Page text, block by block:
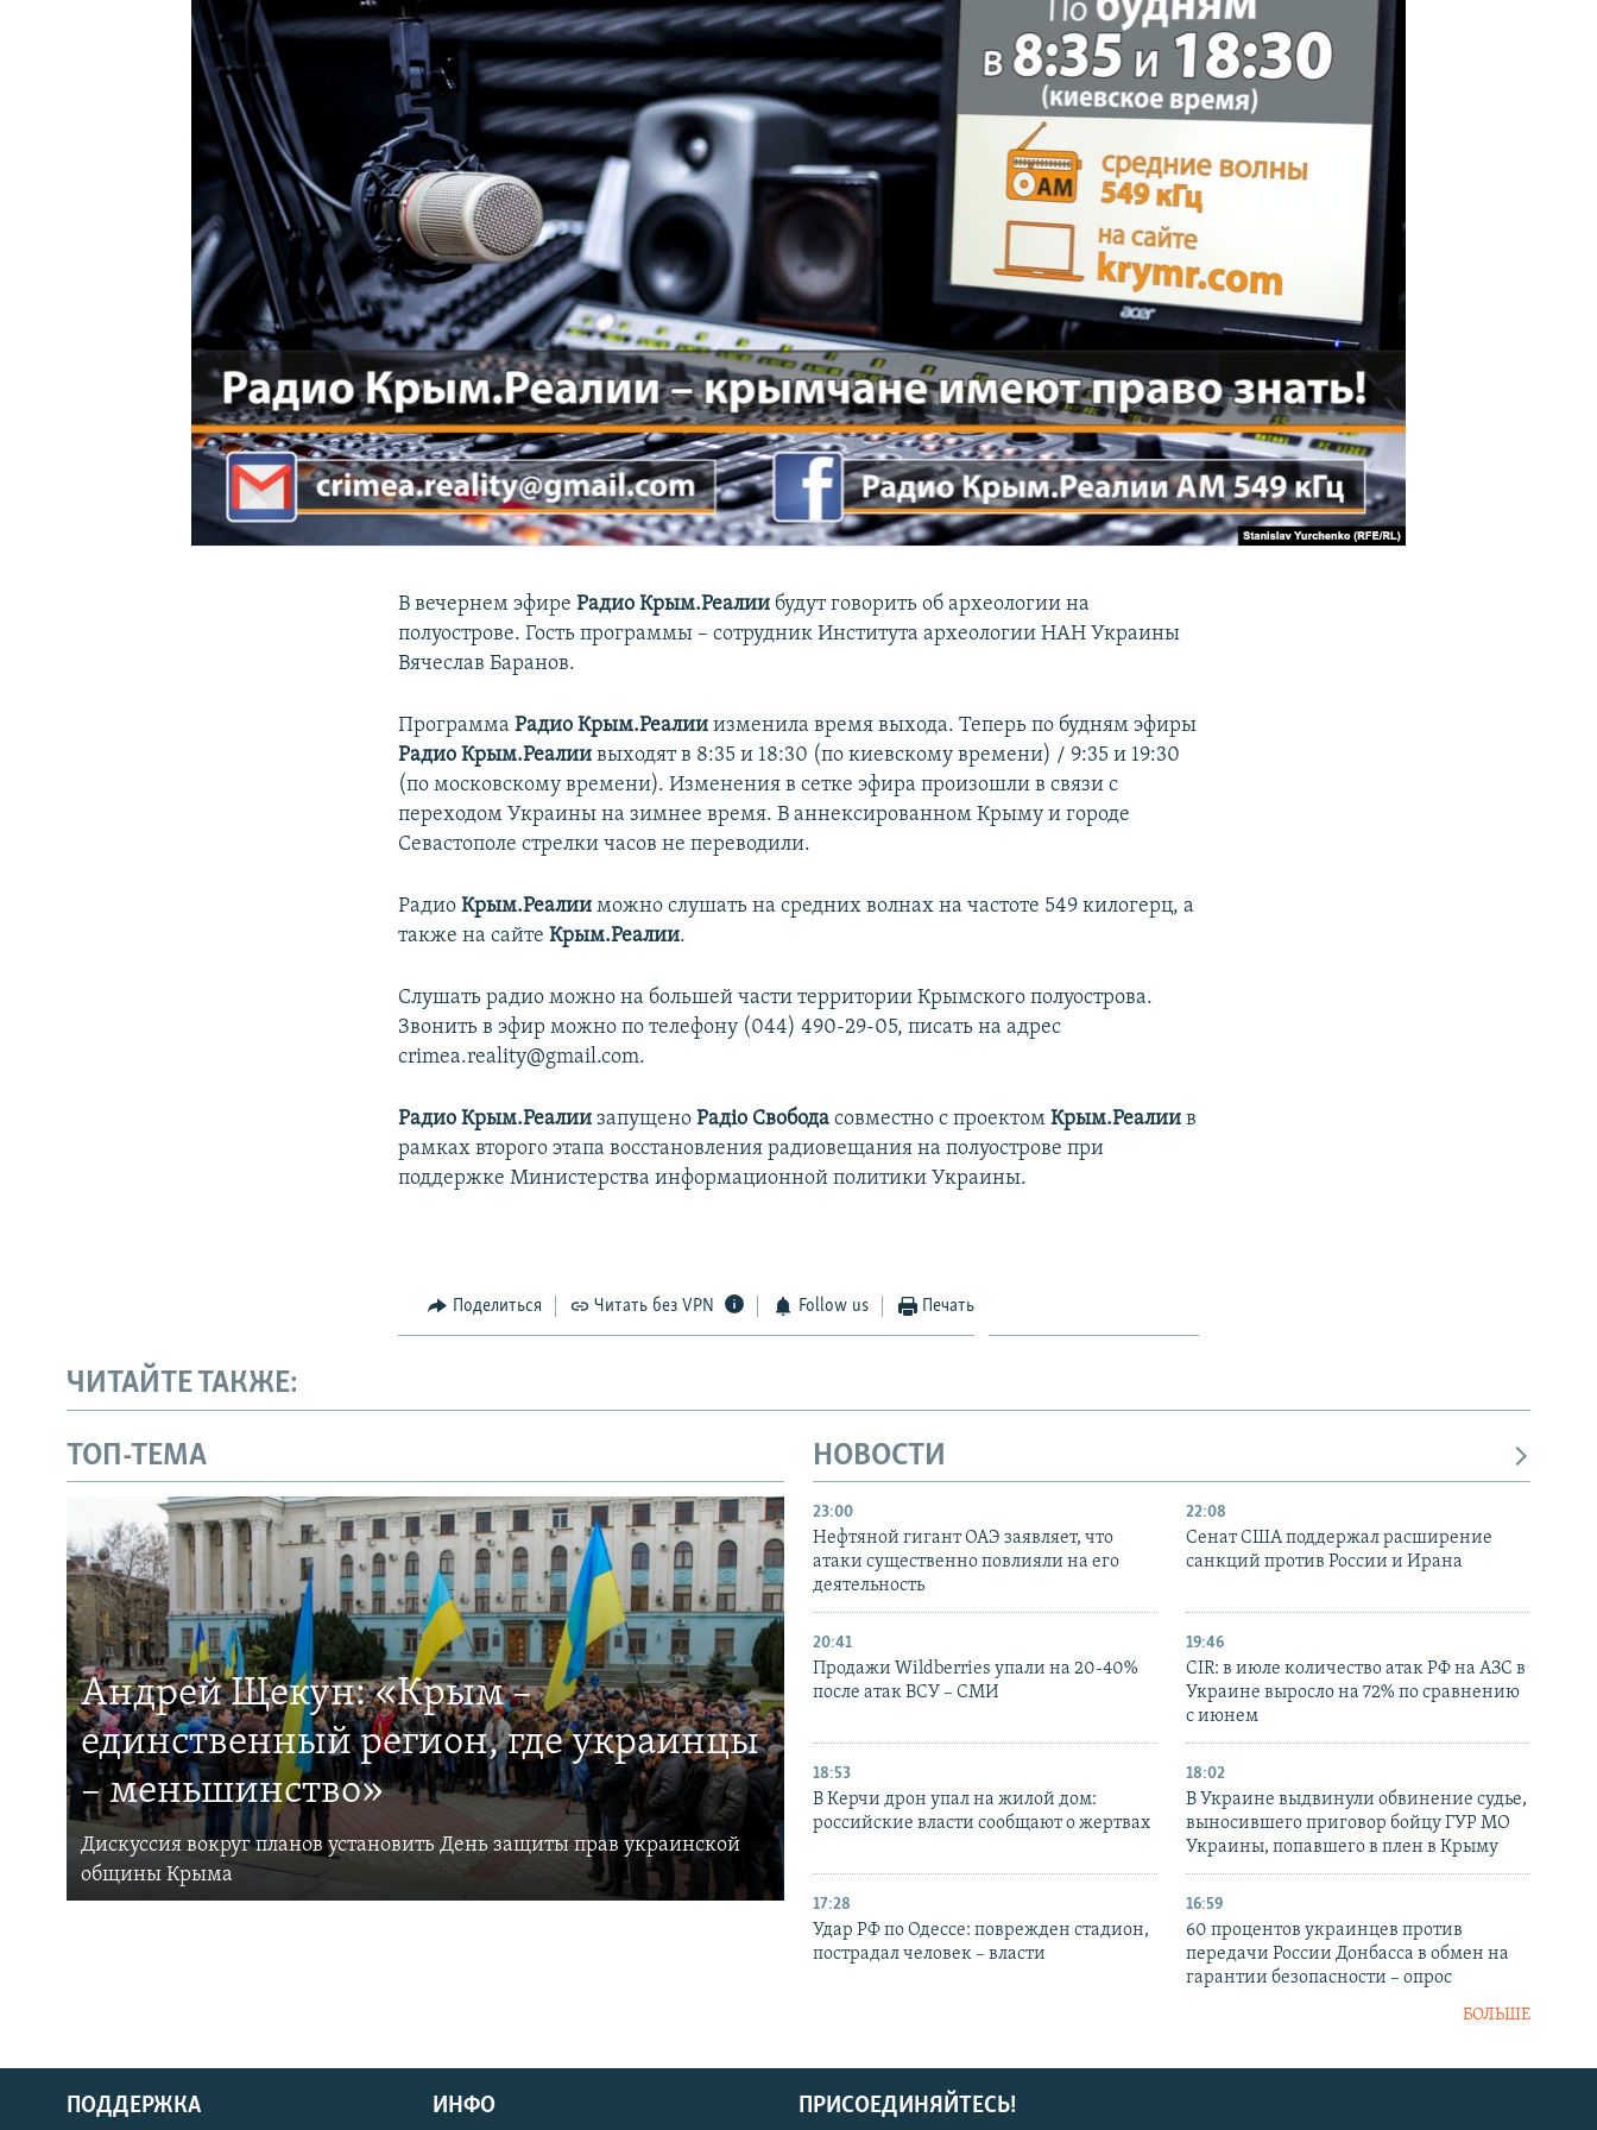
КРЫМ.НЕПОКОРЕННЫЙ
УКРАИНСКАЯ ПРОБЛЕМА КРЫМА
В вечернем эфире Радио Крым.Реалии будут говорить об археологии на
полуострове. Гость программы – сотрудник Института археологии НАН Украины
Вячеслав Баранов.
Программа Радио Крым.Реалии изменила время выхода. Теперь по будням эфиры
Радио Крым.Реалии выходят в 8:35 и 18:30 (по киевскому времени) / 9:35 и 19:30
(по московскому времени). Изменения в сетке эфира произошли в связи с
переходом Украины на зимнее время. В аннексированном Крыму и городе
Севастополе стрелки часов не переводили.
РадиоКрым.Реалииможно слушать на средних волнах на частоте 549 килогерц, а
также на сайтеКрым.Реалии.
Слушать радио можно на большей части территории Крымского полуострова.
Звонить в эфир можно по телефону (044) 490-29-05, писать на адрес
crimea.reality@gmail.com.
Радио Крым.Реалии запущеноРадіо Свобода совместно с проектомКрым.Реалиив
рамках второго этапа восстановления радиовещания на полуострове при
поддержке Министерства информационной политики Украины.
Поделиться Читать без VPN Follow us Печать
ЧИТАЙТЕ ТАКЖЕ:
ТОП-ТЕМА
Андрей Щекун: «Крым –
единственный регион, где украинцы
– меньшинство»
Дискуссия вокруг планов установить День защиты прав украинской
общины Крыма
НОВОСТИ
23:00
Нефтяной гигант ОАЭ заявляет, что
атаки существенно повлияли на его
деятельность
22:08
Сенат США поддержал расширение
санкций против России и Ирана
20:41
Продажи Wildberries упали на 20-40%
после атак ВСУ – СМИ
19:46
CIR: в июле количество атак РФ на АЗС в
Украине выросло на 72% по сравнению
с июнем
18:53
В Керчи дрон упал на жилой дом:
российские власти сообщают о жертвах
18:02
В Украине выдвинули обвинение судье,
выносившего приговор бойцу ГУР МО
Украины, попавшего в плен в Крыму
17:28
Удар РФ по Одессе: поврежден стадион,
пострадал человек – власти
16:59
60 процентов украинцев против
передачи России Донбасса в обмен на
гарантии безопасности – опрос
БОЛЬШЕ
ПРИСОЕДИНЯЙТЕСЬ!
ПОДДЕРЖКА ИНФО